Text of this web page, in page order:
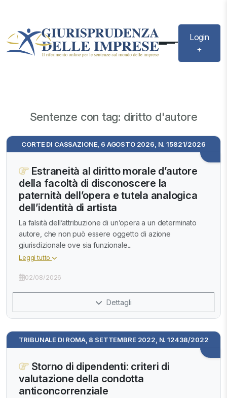
Login
+
Sentenze con tag: diritto d'autore
CORTE DI CASSAZIONE, 6 AGOSTO 2026, N. 15821/2026
Estraneità al diritto morale d’autore
della facoltà di disconoscere la
paternità dell’opera e tutela analogica
dell’identità di artista
La falsità dell’attribuzione di un’opera a un determinato
autore, che non può essere oggetto di azione
giurisdizionale ove sia funzionale...
Leggi tutto
02/08/2026
Dettagli
TRIBUNALE DI ROMA, 8 SETTEMBRE 2022, N. 12438/2022
Storno di dipendenti: criteri di
valutazione della condotta
anticoncorrenziale